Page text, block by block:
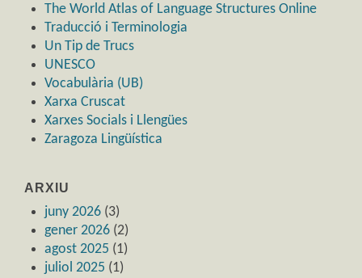
The World Atlas of Language Structures Online
Traducció i Terminologia
Un Tip de Trucs
UNESCO
Vocabulària (UB)
Xarxa Cruscat
Xarxes Socials i Llengües
Zaragoza Lingüística
ARXIU
juny 2026 (3)
gener 2026 (2)
agost 2025 (1)
juliol 2025 (1)